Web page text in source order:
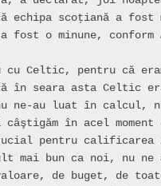
echipa scoţiană a
o minune, conform
cu Celtic, pentru că
în seara asta Celtic
ne-au luat în calcul,
în acel
pentru calificarea
mai bun ca noi, nu
de buget, de